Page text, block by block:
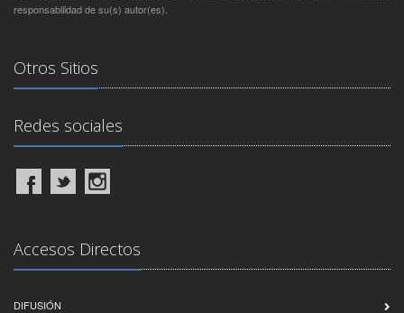
responsabilidad de su(s) autor(es).
Otros Sitios
Redes sociales
Accesos Directos
DIFUSIÓN